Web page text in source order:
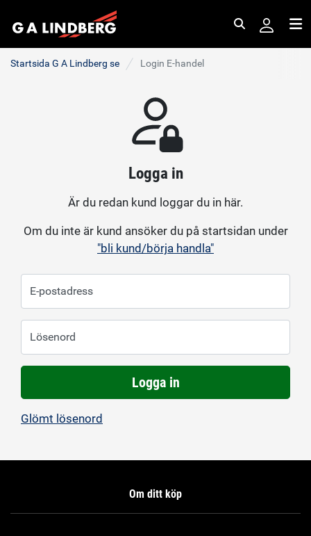
Startsida G A Lindberg se Login E-handel
Logga in
Är du redan kund loggar du in här.
Om du inte är kund ansöker du på startsidan under
"bli kund/börja handla"
E-postadress
Lösenord
Logga in
Glömt lösenord
Om ditt köp